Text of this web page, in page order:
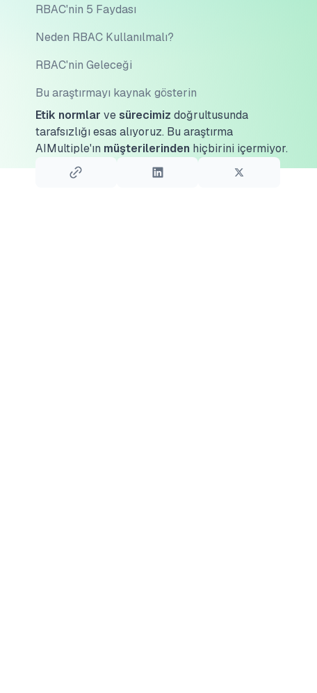
RBAC'nin 5 Faydası
Neden RBAC Kullanılmalı?
RBAC'nin Geleceği
Bu araştırmayı kaynak gösterin
Etik normlar vesürecimiz doğrultusunda
tarafsızlığı esas alıyoruz. Bu araştırma
AIMultiple'ın müşterilerinden hiçbirini içermiyor.